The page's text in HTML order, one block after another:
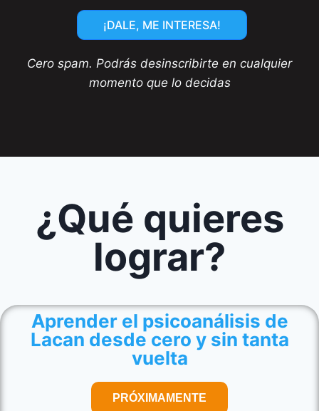
¡DALE, ME INTERESA!
Cero spam. Podrás desinscribirte en cualquier
momento que lo decidas
¿Qué quieres
lograr?
Aprender el psicoanálisis de
Lacan desde cero y sin tanta
vuelta
PRÓXIMAMENTE